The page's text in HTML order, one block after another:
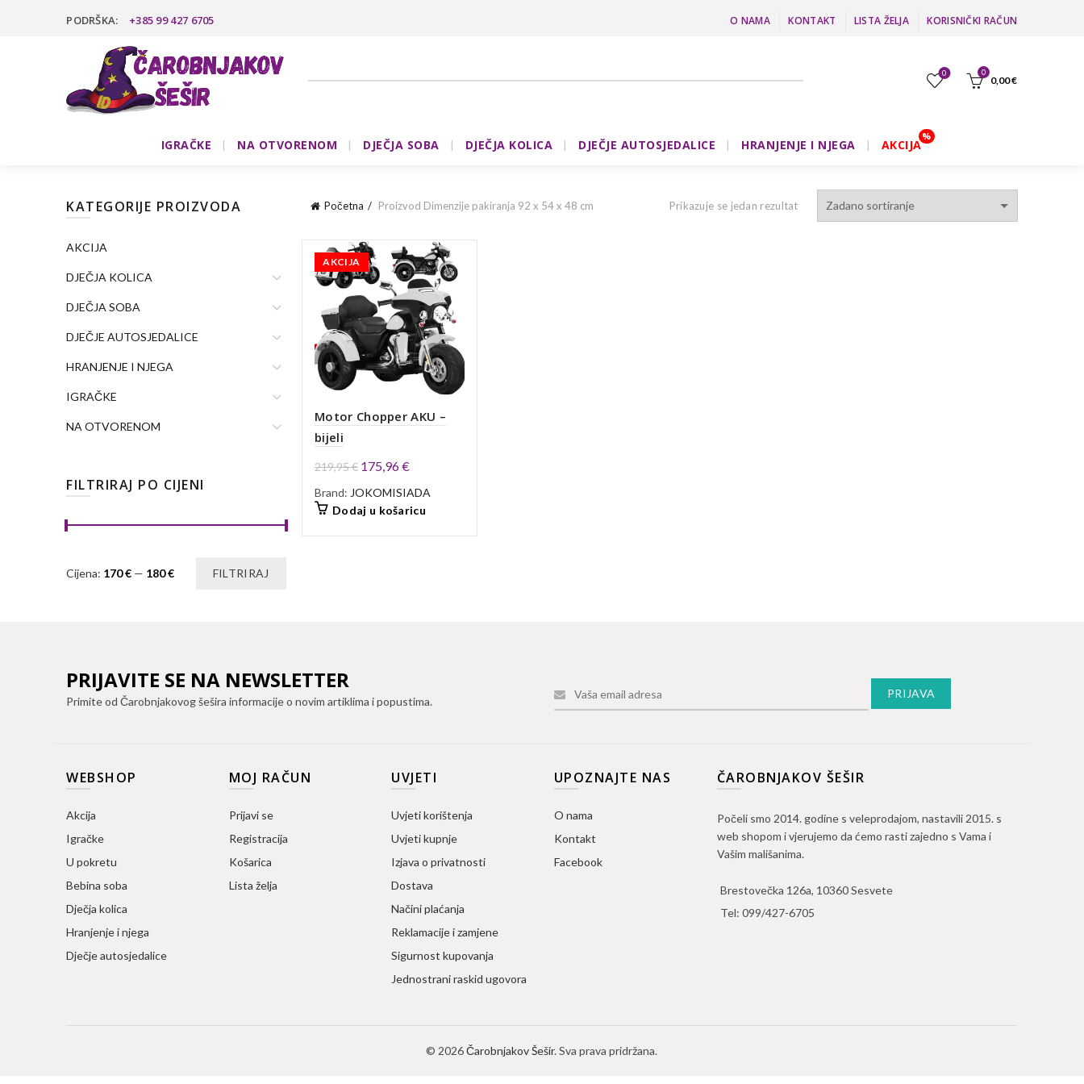
PODRŠKA: +385 99 427 6705 O NAMA KONTAKT LISTA ŽELJA KORISNIČKI RAČUN
0 0
0,00€
IGRAČKE NA OTVORENOM DJEČJA SOBA DJEČJA KOLICA DJEČJE AUTOSJEDALICE HRANJENJE I NJEGA AKCIJA
Početna Proizvod Dimenzije pakiranja 92 x 54 x 48 cm Prikazuje se jedan rezultat
AKCIJA
Motor Chopper AKU –
bijeli
219,95€ Izvorna
cijena
bila
175,96€
cijena
je:
Brand: JOKOMISIADA
Dodaj u košaricu
KATEGORIJE PROIZVODA
AKCIJA
DJEČJA KOLICA
DJEČJA SOBA
DJEČJE AUTOSJEDALICE
HRANJENJE I NJEGA
IGRAČKE
NA OTVORENOM
FILTRIRAJ PO CIJENI
Min
Maks
FILTRIRAJ
Cijena: 170 € — 180 €
PRIJAVITE SE NA NEWSLETTER
Primite od Čarobnjakovog šešira informacije o novim artiklima i popustima.
WEBSHOP
Akcija
Igračke
U pokretu
Bebina soba
Dječja kolica
Hranjenje i njega
Dječje autosjedalice
MOJ RAČUN
Prijavi se
Registracija
Košarica
Lista želja
UVJETI
Uvjeti korištenja
Uvjeti kupnje
Izjava o privatnosti
Dostava
Načini plaćanja
Reklamacije i zamjene
Sigurnost kupovanja
Jednostrani raskid ugovora
UPOZNAJTE NAS
O nama
Kontakt
Facebook
ČAROBNJAKOV ŠEŠIR
Počeli smo 2014. godine s veleprodajom, nastavili 2015. s
web shopom i vjerujemo da ćemo rasti zajedno s Vama i
Vašim mališanima.
Brestovečka 126a, 10360 Sesvete
Tel: 099/427-6705
© 2026Čarobnjakov Šešir. Sva prava pridržana.